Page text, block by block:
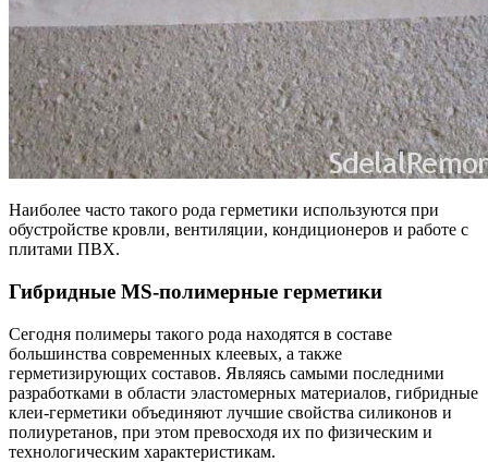
Наиболее часто такого рода герметики используются при
обустройстве кровли, вентиляции, кондиционеров и работе с
плитами ПВХ.
Гибридные MS-полимерные герметики
Сегодня полимеры такого рода находятся в составе
большинства современных клеевых, а также
герметизирующих составов. Являясь самыми последними
разработками в области эластомерных материалов, гибридные
клеи-герметики объединяют лучшие свойства силиконов и
полиуретанов, при этом превосходя их по физическим и
технологическим характеристикам.